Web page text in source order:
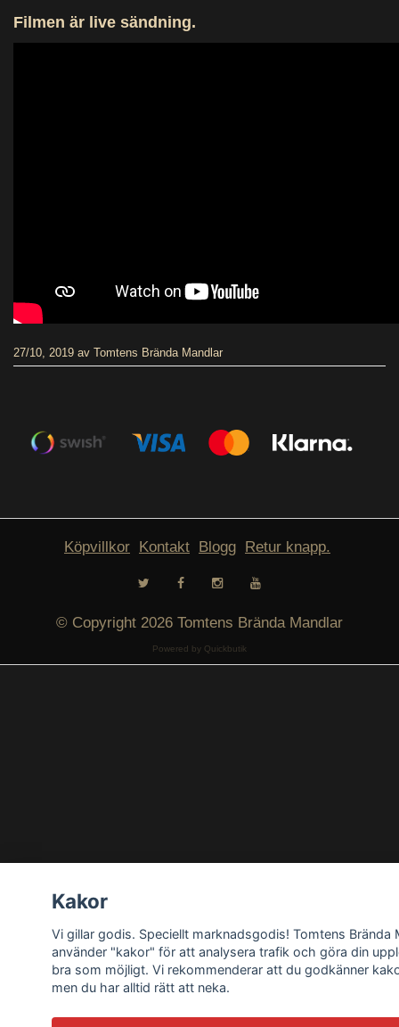
Filmen är live sändning.
27/10, 2019 av Tomtens Brända Mandlar
Köpvillkor Kontakt Blogg Retur knapp.
© Copyright 2026 Tomtens Brända Mandlar
Powered by Quickbutik
Kakor
Vi gillar godis. Speciellt marknadsgodis! Tomtens Brända
använder "kakor" för att analysera trafik och göra din
bra som möjligt. Vi rekommenderar att du godkänner
men du har alltid rätt att neka.